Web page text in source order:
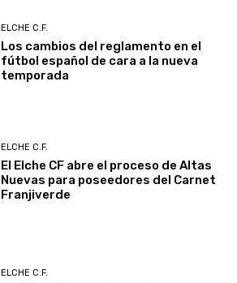
ELCHE C.F.
Los cambios del reglamento en el
fútbol español de cara a la nueva
temporada
ELCHE C.F.
El Elche CF abre el proceso de Altas
Nuevas para poseedores del Carnet
Franjiverde
ELCHE C.F.